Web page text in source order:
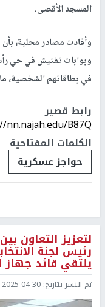
المسجد الأقصى.
وأفادت مصادر محلية،
وبوابات تفتيش في حي
في بطاقاتهم الشخصية،
رابط قصير
B87Q/
الكلمات المفتاحية
حواجز عسكرية
لتعزيز التعاون
رئيس لجنة
يلتقي قائد جهاز
تم النشر بتاريخ: 2025-04-30 14:05